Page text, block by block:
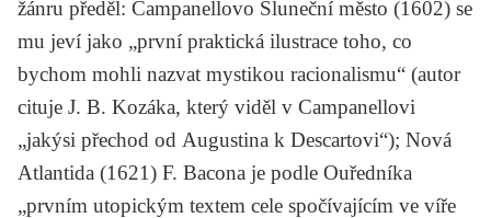
žánru předěl: Campanellovo Sluneční město (1602) se
mu jeví jako „první praktická ilustrace toho, co
bychom mohli nazvat mystikou racionalismu“ (autor
cituje J. B. Kozáka, který viděl v Campanellovi
„jakýsi přechod od Augustina k Descartovi“); Nová
Atlantida (1621) F. Bacona je podle Ouředníka
„prvním utopickým textem cele spočívajícím ve víře